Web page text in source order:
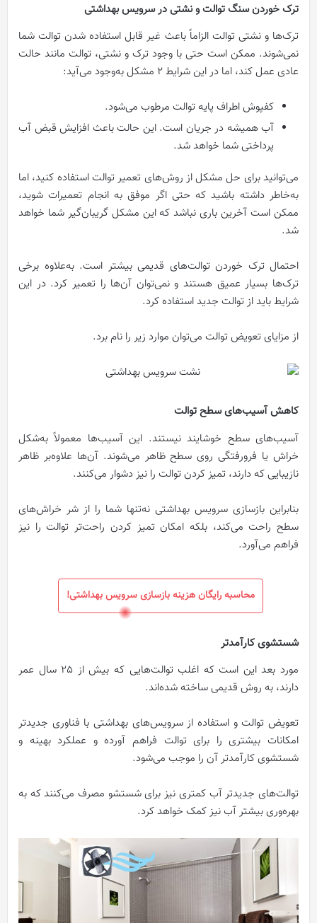
ترک خوردن سنگ توالت و نشتی در سرویس بهداشتی
ترک‌ها و نشتی توالت الزاماً باعث غیر قابل استفاده شدن توالت شما
نمی‌شوند. ممکن است حتی با وجود ترک و نشتی، توالت مانند حالت
عادی عمل کند، اما در این شرایط 2 مشکل به‌وجود می‌آید:
کفپوش اطراف پایه توالت مرطوب می‌شود.
آب همیشه در جریان است. این حالت باعث افزایش قبض آب
پرداختی شما خواهد شد.
می‌توانید برای حل مشکل از روش‌های تعمیر توالت استفاده کنید، اما
به‌خاطر داشته باشید که حتی اگر موفق به انجام تعمیرات شوید،
ممکن است آخرین باری نباشد که این مشکل گریبان‌گیر شما خواهد
شد.
احتمال ترک خوردن توالت‌های قدیمی بیشتر است. به‌علاوه برخی
ترک‌ها بسیار عمیق هستند و نمی‌توان آن‌ها را تعمیر کرد. در این
شرایط باید از توالت جدید استفاده کرد.
از مزایای تعویض توالت می‌توان موارد زیر را نام برد.
کاهش آسیب‌های سطح توالت
آسیب‌های سطح خوشایند نیستند. این آسیب‌ها معمولاً به‌شکل
خراش یا فرورفتگی روی سطح ظاهر می‌شوند. آن‌ها علاوه‌بر ظاهر
نازیبایی که دارند، تمیز کردن توالت را نیز دشوار می‌کنند.
بنابراین بازسازی سرویس بهداشتی نه‌تنها شما را از شر خراش‌های
سطح راحت می‌کند، بلکه امکان تمیز کردن راحت‌تر توالت را نیز
فراهم می‌آورد.
محاسبه رایگان هزینه بازسازی سرویس بهداشتی!
شستشوی کارآمدتر
مورد بعد این است که اغلب توالت‌هایی که بیش از 25 سال عمر
دارند، به روش قدیمی ساخته شده‌اند.
تعویض توالت و استفاده از سرویس‌های بهداشتی با فناوری جدیدتر
امکانات بیشتری را برای توالت فراهم آورده و عملکرد بهینه و
شستشوی کارآمدتر آن را موجب می‌شود.
توالت‌های جدیدتر آب کمتری نیز برای شستشو مصرف می‌کنند که به
بهره‌وری بیشتر آب نیز کمک خواهد کرد.